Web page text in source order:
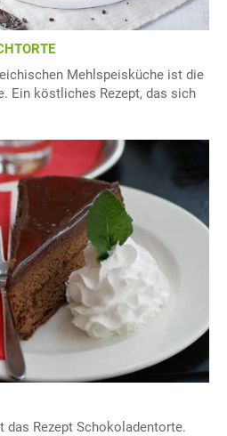
Mehlspeisküche ist die
Ein köstliches Rezept, das sich
das Rezept Schokoladentorte.